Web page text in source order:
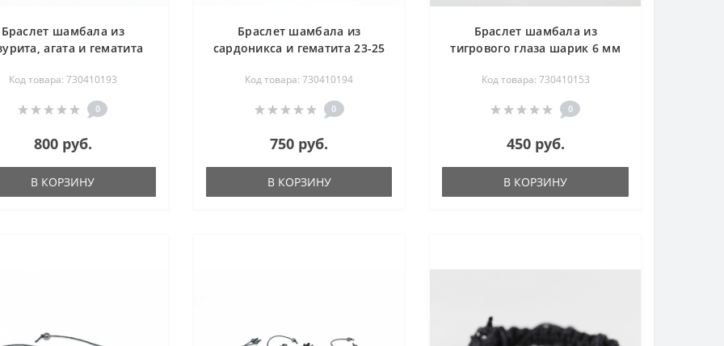
Браслет шамбала из
агата и гематита
Код товара: 730410193
0
800 руб.
В КОРЗИНУ
Браслет шамбала из
сардоникса и гематита 23-25
Код товара: 730410194
0
750 руб.
В КОРЗИНУ
Браслет шамбала из
тигрового глаза шарик 6 мм
Код товара: 730410153
0
450 руб.
В КОРЗИНУ